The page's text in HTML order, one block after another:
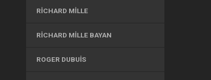
RICHARD MILLE
RICHARD MILLE BAYAN
ROGER DUBUIS